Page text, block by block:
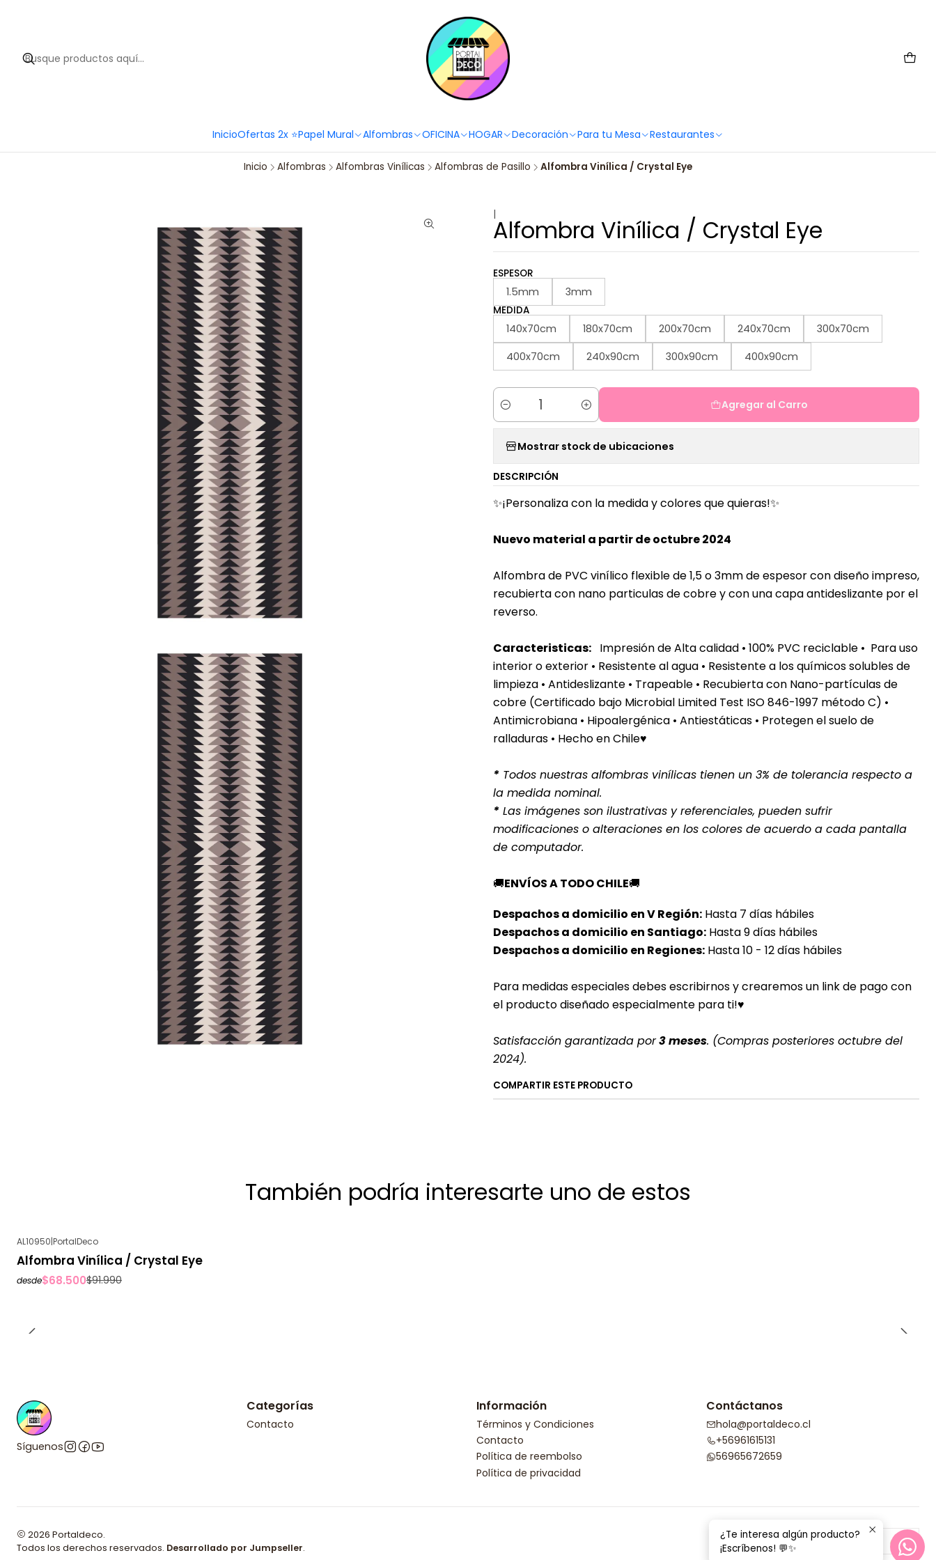
InicioOfertas 2x ⭐Papel Mural Alfombras OFICINA HOGAR Decoración Para tu Mesa Restaurantes
Hola PortaldecoLover✨ Necesitas ayuda? Escríbenos!
Inicio Alfombras Alfombras Vinílicas Alfombras de Pasillo Alfombra Vinílica / Crystal Eye
|
Alfombra Vinílica / Crystal Eye
ESPESOR
1.5mm 3mm
MEDIDA
140x70cm 180x70cm 200x70cm 240x70cm
300x70cm
400x70cm
240x90cm 300x90cm 400x90cm
Cantidad
Agregar al Carro
Mostrar stock de ubicaciones
DESCRIPCIÓN
✨¡Personaliza con la medida y colores que quieras!✨
Nuevo material a partir de octubre 2024
Alfombra de PVC vinílico flexible de 1,5 o 3mm de espesor con diseño impreso,
recubierta con nano particulas de cobre y con una capa antideslizante por el
reverso.
Caracteristicas: Impresión de Alta calidad • 100% PVC reciclable • Para uso
interior o exterior • Resistente al agua • Resistente a los químicos solubles de
limpieza • Antideslizante • Trapeable • Recubierta con Nano-partículas de
cobre (Certificado bajo Microbial Limited Test ISO 846-1997 método C) •
Antimicrobiana • Hipoalergénica • Antiestáticas • Protegen el suelo de
ralladuras • Hecho en Chile♥
* Todos nuestras alfombras vinílicas tienen un 3% de tolerancia respecto a
la medida nominal.
* Las imágenes son ilustrativas y referenciales, pueden sufrir
modificaciones o alteraciones en los colores de acuerdo a cada pantalla
de computador.
🚚ENVÍOS A TODO CHILE🚚
Despachos a domicilio en V Región: Hasta 7 días hábiles
Despachos a domicilio en Santiago: Hasta 9 días hábiles
Despachos a domicilio en Regiones: Hasta 10 - 12 días hábiles
Para medidas especiales debes escribirnos y crearemos un link de pago con
el producto diseñado especialmente para ti!♥
Satisfacción garantizada por3 meses. (Compras posteriores octubre del
2024).
COMPARTIR ESTE PRODUCTO
También podría interesarte uno de estos
AL10950|PortalDeco
Alfombra Vinílica / Crystal Eye
desde$68.500$91.990
Síguenos
Categorías
Contacto
Información
Términos y Condiciones
Contacto
Política de reembolso
Política de privacidad
Contáctanos
hola@portaldeco.cl
+56961615131
56965672659
2026 Portaldeco.
Todos los derechos reservados. Desarrollado por Jumpseller.
¿Te interesa algún producto?
¡Escríbenos! 💬✨